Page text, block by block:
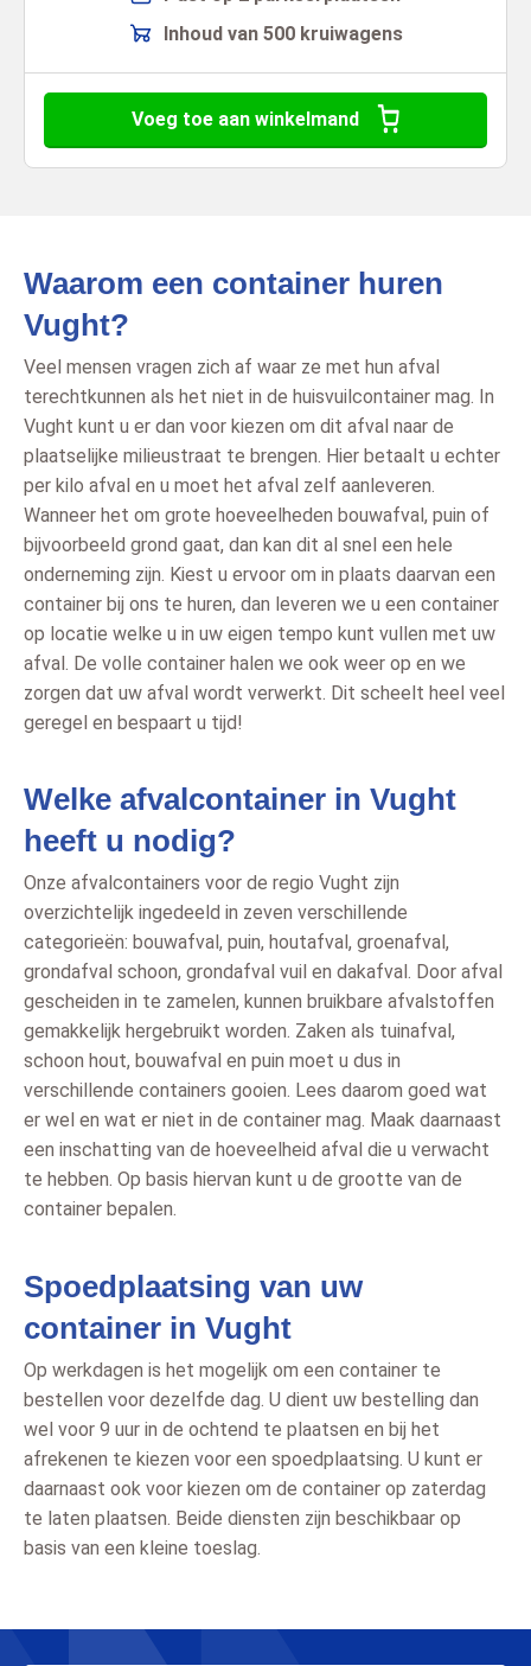
Inhoud van 500 kruiwagens
Voeg toe aan winkelmand
Waarom een container huren
Vught?
Veel mensen vragen zich af waar ze met hun afval
terechtkunnen als het niet in de huisvuilcontainer mag. In
Vught kunt u er dan voor kiezen om dit afval naar de
plaatselijke milieustraat te brengen. Hier betaalt u echter
per kilo afval en u moet het afval zelf aanleveren.
Wanneer het om grote hoeveelheden bouwafval, puin of
bijvoorbeeld grond gaat, dan kan dit al snel een hele
onderneming zijn. Kiest u ervoor om in plaats daarvan een
container bij ons te huren, dan leveren we u een container
op locatie welke u in uw eigen tempo kunt vullen met uw
afval. De volle container halen we ook weer op en we
zorgen dat uw afval wordt verwerkt. Dit scheelt heel veel
geregel en bespaart u tijd!
Welke afvalcontainer in Vught
heeft u nodig?
Onze afvalcontainers voor de regio Vught zijn
overzichtelijk ingedeeld in zeven verschillende
categorieën: bouwafval, puin, houtafval, groenafval,
grondafval schoon, grondafval vuil en dakafval. Door afval
gescheiden in te zamelen, kunnen bruikbare afvalstoffen
gemakkelijk hergebruikt worden. Zaken als tuinafval,
schoon hout, bouwafval en puin moet u dus in
verschillende containers gooien. Lees daarom goed wat
er wel en wat er niet in de container mag. Maak daarnaast
een inschatting van de hoeveelheid afval die u verwacht
te hebben. Op basis hiervan kunt u de grootte van de
container bepalen.
Spoedplaatsing van uw
container in Vught
Op werkdagen is het mogelijk om een container te
bestellen voor dezelfde dag. U dient uw bestelling dan
wel voor 9 uur in de ochtend te plaatsen en bij het
afrekenen te kiezen voor een spoedplaatsing. U kunt er
daarnaast ook voor kiezen om de container op zaterdag
te laten plaatsen. Beide diensten zijn beschikbaar op
basis van een kleine toeslag.